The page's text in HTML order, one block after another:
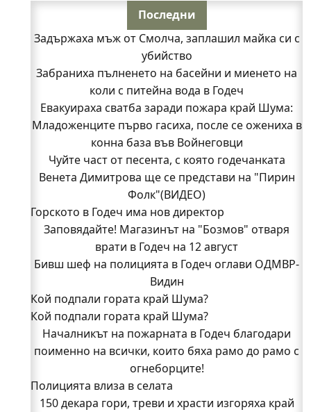
Последни
Задържаха мъж от Смолча, заплашил майка си с
убийство
Забраниха пълненето на басейни и миенето на
коли с питейна вода в Годеч
Евакуираха сватба заради пожара край Шума:
Младоженците първо гасиха, после се ожениха в
конна база във Войнеговци
Чуйте част от песента, с която годечанката
Венета Димитрова ще се представи на "Пирин
Фолк"(ВИДЕО)
Горското в Годеч има нов директор
Заповядайте! Магазинът на "Бозмов" отваря
врати в Годеч на 12 август
Бивш шеф на полицията в Годеч оглави ОДМВР-
Видин
Кой подпали гората край Шума?
Младежи от Люлин и Део сред първите
доброволци на пожара край Шума (СНИМКИ)
Началникът на пожарната в Годеч благодари
поименно на всички, които бяха рамо до рамо с
огнеборците!
150 декара гори, треви и храсти изгоряха край
Кой подпали гората край Шума?
Началникът на пожарната в Годеч благодари
поименно на всички, които бяха рамо до рамо с
огнеборците!
Полицията влиза в селата
150 декара гори, треви и храсти изгоряха край